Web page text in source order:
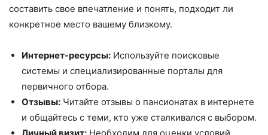
составить свое впечатление и понять, подходит ли
конкретное место вашему близкому.
Интернет-ресурсы: Используйте поисковые
системы и специализированные порталы для
первичного отбора.
Отзывы: Читайте отзывы о пансионатах в интернете
и общайтесь с теми, кто уже сталкивался с выбором.